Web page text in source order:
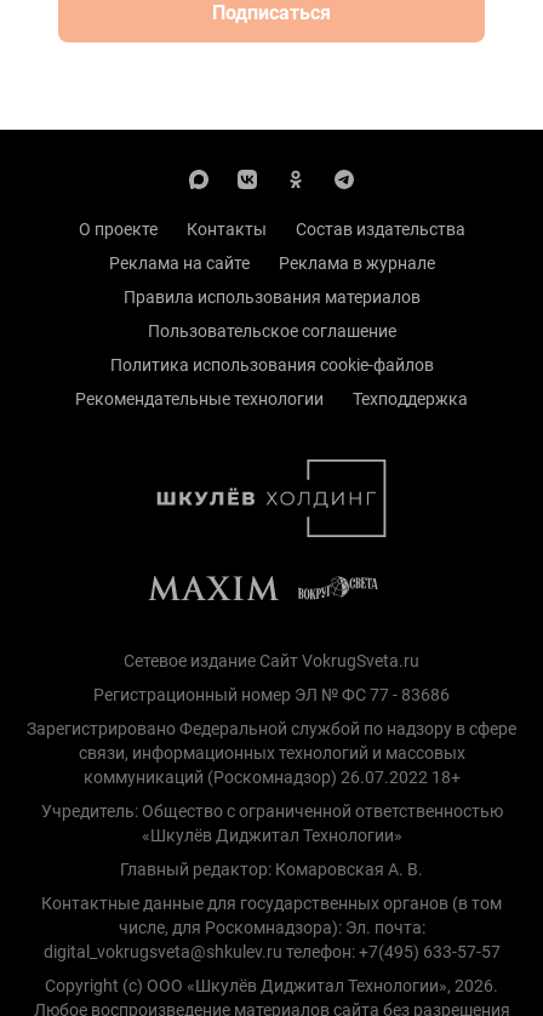
Подписаться
О проекте Контакты
Состав издательства
Реклама на сайте
Реклама в журнале
Правила использования материалов
Пользовательское соглашение
Политика использования cookie-файлов
Рекомендательные технологии
Техподдержка
Сетевое издание Сайт VokrugSveta.ru
Регистрационный номер ЭЛ № ФС 77 - 83686
Зарегистрировано Федеральной службой по надзору в сфере
связи, информационных технологий и массовых
коммуникаций (Роскомнадзор) 26.07.2022 18+
Учредитель: Общество с ограниченной ответственностью
«Шкулёв Диджитал Технологии»
Главный редактор: Комаровская А. В.
Контактные данные для государственных органов (в том
числе, для Роскомнадзора): Эл. почта:
digital_vokrugsveta@shkulev.ru телефон: +7(495) 633-57-57
Copyright (с) ООО «Шкулёв Диджитал Технологии», 2026.
Любое воспроизведение материалов сайта без разрешения